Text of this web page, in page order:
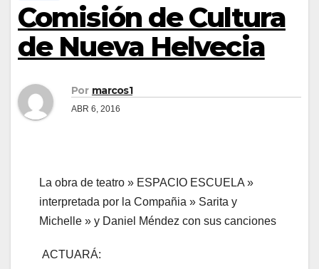
Comisión de Cultura
de Nueva Helvecia
Por marcos1
ABR 6, 2016
La obra de teatro » ESPACIO ESCUELA »
interpretada por la Compañia » Sarita y
Michelle » y Daniel Méndez con sus canciones
ACTUARÁ: